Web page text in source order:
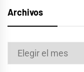
Archivos
Archivos